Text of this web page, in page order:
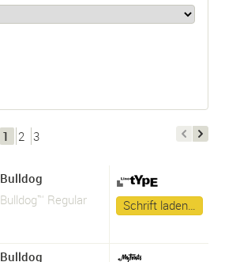
1 2 3
Bulldog
Bulldog™ Regular
Schrift laden…
Bulldog